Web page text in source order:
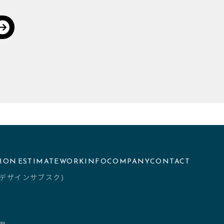
ザインサブスク)
ESTIMATE WORK INFOCOMPANYCONTACT